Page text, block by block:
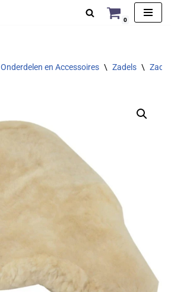
0
Onderdelen en Accessoires \ Zadels \